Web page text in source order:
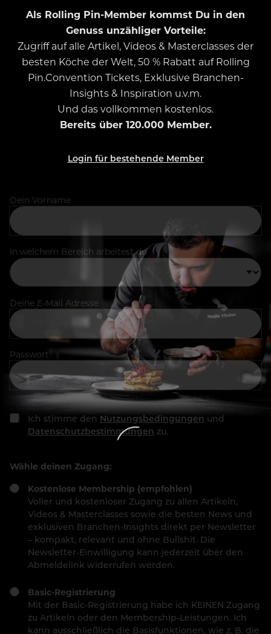
Als Rolling Pin-Member kommst Du in den
Genuss unzähliger Vorteile:
Zugriff auf alle Artikel, Videos & Masterclasses der
besten Köche der Welt, 50 % Rabatt auf Rolling
Pin.Convention Tickets, Exklusive Branchen-
Insights & Inspiration u.v.m.
Und das vollkommen kostenlos.
Bereits über 120.000 Member.
Login für bestehende Member
Dein Vorname
In welchem Bereich arbeitest du
Deine E-Mail Adresse
Passwort
Ich stimme den Nutzungsbedingungen und
Datenschutzbestimmungen zu.
Wähle deinen Zugang:
Kostenlose Membership (empfohlen)
Voller und kostenloser Zugang zu allen Artikeln,
Videos & Masterclasses sowie die besten News und
exklusiven Branchen-Insights direkt per Newsletter
– kompakt, relevant und ohne Bullshit. Die
Newsletter-Einwilligung kann jederzeit über den
Abmeldelink widerrufen werden.
Basic-Registrierung
Mit der Basic-Registrierung habe ich KEINEN Zugang
zu Artikeln oder den Membership-Leistungen. Ich
kann ausschließlich die Basisfunktionen, wie z. B. die